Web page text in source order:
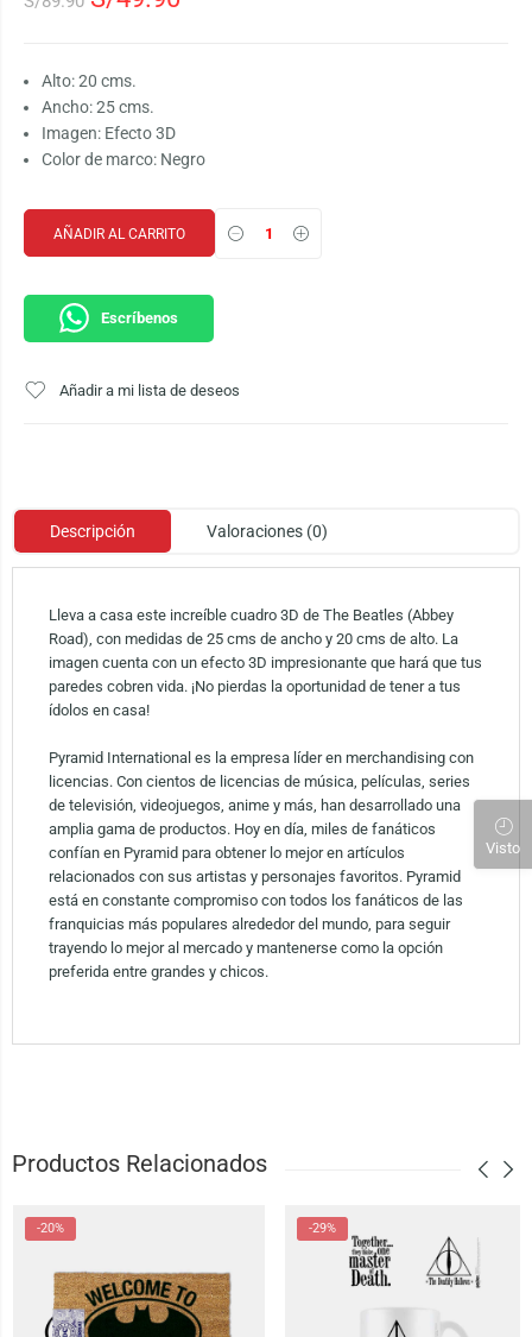
Alto: 20 cms.
Ancho: 25 cms.
Imagen: Efecto 3D
Color de marco: Negro
AÑADIR AL CARRITO
Escríbenos
Añadir a mi lista de deseos
Descripción Valoraciones (0)
Lleva a casa este increíble cuadro 3D de The Beatles (Abbey
Road), con medidas de 25 cms de ancho y 20 cms de alto. La
imagen cuenta con un efecto 3D impresionante que hará que tus
paredes cobren vida. ¡No pierdas la oportunidad de tener a tus
ídolos en casa!
Pyramid International es la empresa líder en merchandising con
licencias. Con cientos de licencias de música, películas, series
de televisión, videojuegos, anime y más, han desarrollado una
amplia gama de productos. Hoy en día, miles de fanáticos
confían en Pyramid para obtener lo mejor en artículos
relacionados con sus artistas y personajes favoritos. Pyramid
está en constante compromiso con todos los fanáticos de las
franquicias más populares alrededor del mundo, para seguir
trayendo lo mejor al mercado y mantenerse como la opción
preferida entre grandes y chicos.
Productos Relacionados
-20% -29%
Visto